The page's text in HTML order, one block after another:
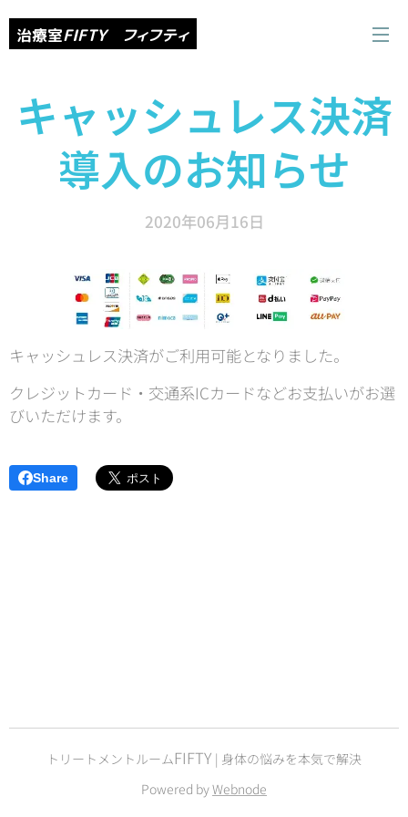
治療室FIFTY フィフティ
キャッシュレス決済
導入のお知らせ
2020年06月16日
キャッシュレス決済がご利用可能となりました。
クレジットカード・交通系ICカードなどお支払いがお選
びいただけます。
Share
トリートメントルームFIFTY | 身体の悩みを本気で解決
Powered byWebnode